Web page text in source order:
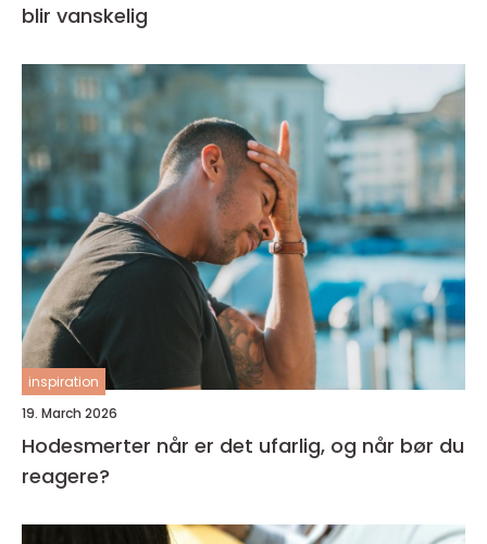
blir vanskelig
inspiration
19. March 2026
Hodesmerter når er det ufarlig, og når bør du
reagere?